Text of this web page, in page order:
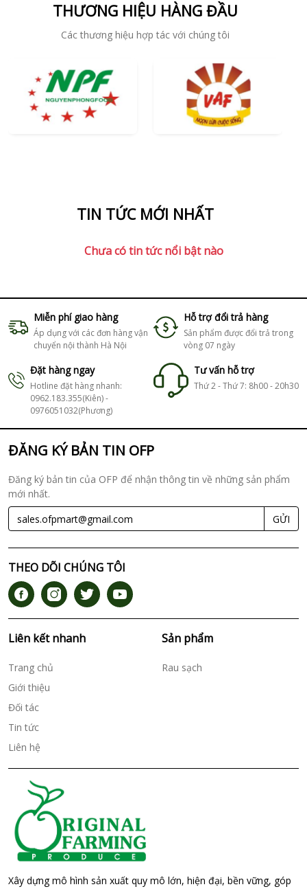
THƯƠNG HIỆU HÀNG ĐẦU
Các thương hiệu hợp tác với chúng tôi
TIN TỨC MỚI NHẤT
Chưa có tin tức nổi bật nào
Miễn phí giao hàng
Áp dụng với các đơn hàng vận
chuyển nội thành Hà Nội
Hỗ trợ đổi trả hàng
Sản phẩm được đổi trả trong
vòng 07 ngày
Đặt hàng ngay
Hotline đặt hàng nhanh:
0962.183.355(Kiên) -
0976051032(Phương)
Tư vấn hỗ trợ
Thứ 2 - Thứ 7: 8h00 - 20h30
ĐĂNG KÝ BẢN TIN OFP
Đăng ký bản tin của OFP để nhận thông tin về những sản phẩm
mới nhất.
GỬI
THEO DÕI CHÚNG TÔI
Liên kết nhanh
Trang chủ
Giới thiệu
Đối tác
Tin tức
Liên hệ
Sản phẩm
Rau sạch
Xây dựng mô hình sản xuất quy mô lớn, hiện đại, bền vững, góp